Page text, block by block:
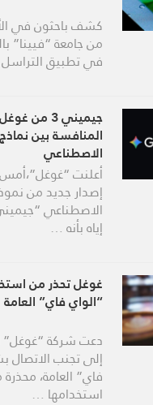
كشف باحثون في
من جامعة “فيينا”
في تطبيق
جيميني 3
المنافسة بين
الاصطناعي
أعلنت “غوغل”،أمس
إصدار جديد من
إياه بأنه …
غوغل تحذر من
“الواي فاي” العامة
دعت شركة
إلى تجنب الاتصال
فاي” العامة،
استخدامها …